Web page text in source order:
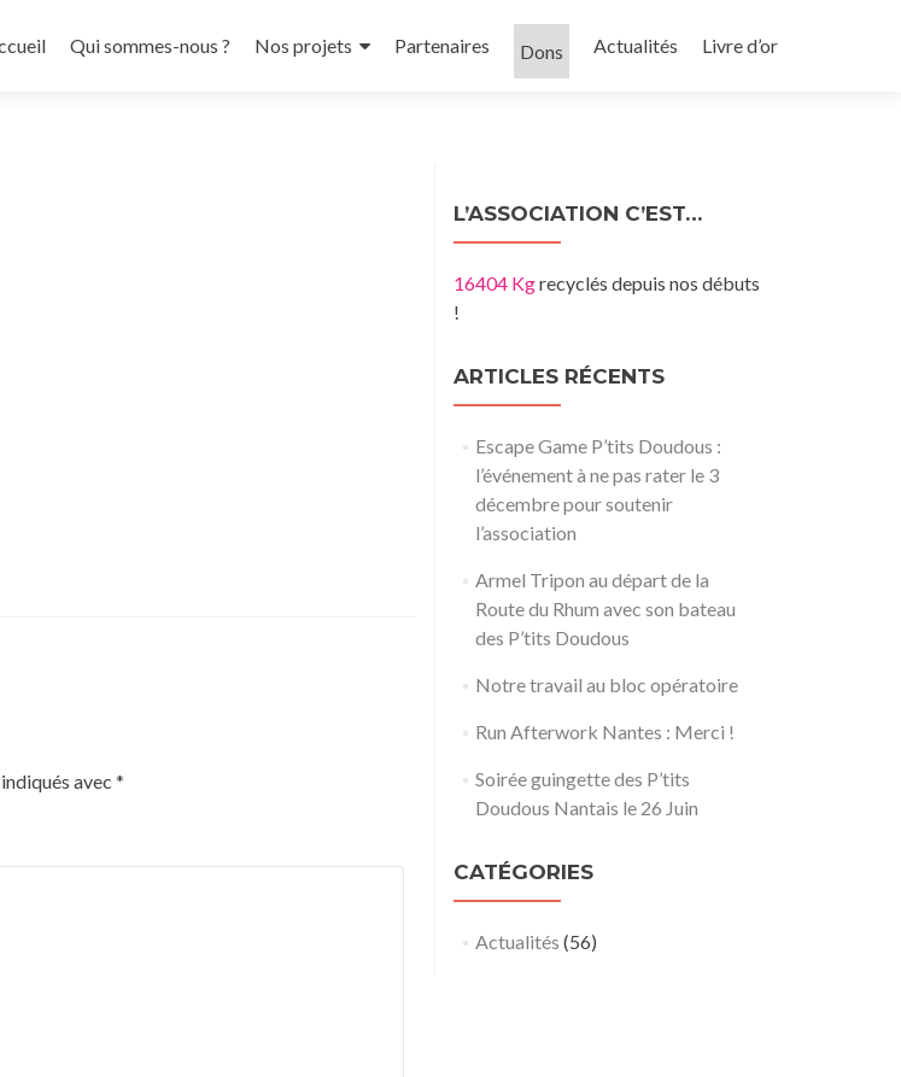
Qui sommes-nous ? Nos projets Partenaires Dons Actualités Livre d’or
avec *
L’ASSOCIATION C’EST…
16404 Kgrecyclés depuis nos débuts
!
ARTICLES RÉCENTS
Escape Game P’tits Doudous :
l’événement à ne pas rater le 3
décembre pour soutenir
l’association
Armel Tripon au départ de la
Route du Rhum avec son bateau
des P’tits Doudous
Notre travail au bloc opératoire
Run Afterwork Nantes : Merci !
Soirée guingette des P’tits
Doudous Nantais le 26 Juin
CATÉGORIES
Actualités (56)